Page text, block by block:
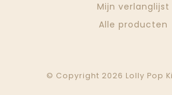
Mijn verlanglijst
Alle producten
© Copyright 2026 Lolly Pop